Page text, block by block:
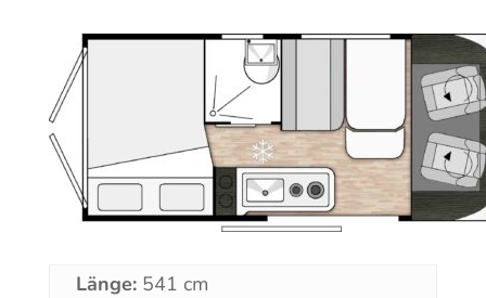
Länge: 541 cm